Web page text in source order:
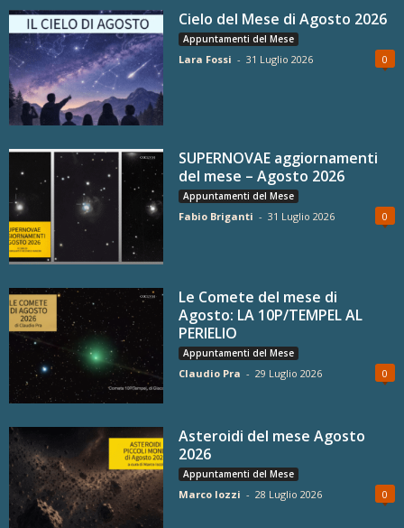
Cielo del Mese di Agosto 2026
Appuntamenti del Mese
Lara Fossi - 31 Luglio 2026 0
SUPERNOVAE aggiornamenti
del mese – Agosto 2026
Appuntamenti del Mese
Fabio Briganti - 31 Luglio 2026 0
Le Comete del mese di
Agosto: LA 10P/TEMPEL AL
PERIELIO
Appuntamenti del Mese
Claudio Pra - 29 Luglio 2026 0
Asteroidi del mese Agosto
2026
Appuntamenti del Mese
Marco Iozzi - 28 Luglio 2026 0